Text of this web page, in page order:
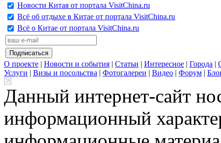
Новости Китая от портала VisitChina.ru
Всё об отдыхе в Китае от портала VisitChina.ru
Всё о Китае от портала VisitChina.ru
О проекте | Новости и события | Статьи | Интересное | Города |
Услуги | Визы и посольства | Фотогалереи | Видео | Форум |
Данный интернет-сайт
информационный